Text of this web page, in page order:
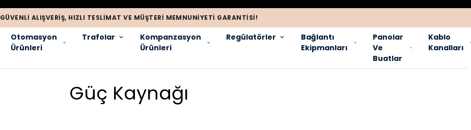
GÜVENLI ALIŞVERIŞ, HIZLI TESLIMAT VE MÜŞTERI MEMNUNIYETI GARANTISI!
Otomasyon
Ürünleri
Trafolar
Kompanzasyon
Ürünleri
Regülatörler
Bağlantı
Ekipmanları
Panolar
Ve
Buatlar
Kablo
Kanalları
Güç Kaynağı